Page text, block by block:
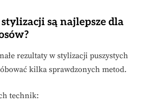
są najlepsze dla
rezultaty w stylizacji puszystych
kilka sprawdzonych metod.
technik: